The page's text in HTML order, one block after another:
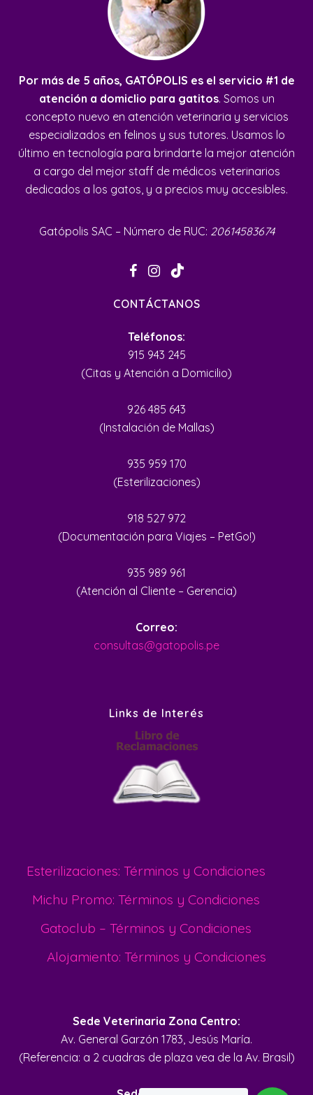
Por más de 5 años, GATÓPOLIS es el servicio #1 de
atención a domiclio para gatitos. Somos un
concepto nuevo en atención veterinaria y servicios
especializados en felinos y sus tutores. Usamos lo
último en tecnología para brindarte la mejor atención
a cargo del mejor staff de médicos veterinarios
dedicados a los gatos, y a precios muy accesibles.
Gatópolis SAC – Número de RUC: 20614583674
CONTÁCTANOS
Teléfonos:
915 943 245
(Citas y Atención a Domicilio)
926 485 643
(Instalación de Mallas)
935 959 170
(Esterilizaciones)
918 527 972
(Documentación para Viajes – PetGo!)
935 989 961
(Atención al Cliente – Gerencia)
Correo:
consultas@gatopolis.pe
Links de Interés
Esterilizaciones: Términos y Condiciones
Michu Promo: Términos y Condiciones
Gatoclub – Términos y Condiciones
Alojamiento: Términos y Condiciones
Sede Veterinaria Zona Centro:
Av. General Garzón 1783, Jesús María.
(Referencia: a 2 cuadras de plaza vea de la Av. Brasil)